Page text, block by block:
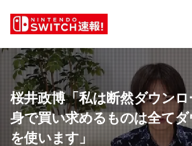
桜井政博「私は断然ダウン
身で買い求めるものは全て
を使います」